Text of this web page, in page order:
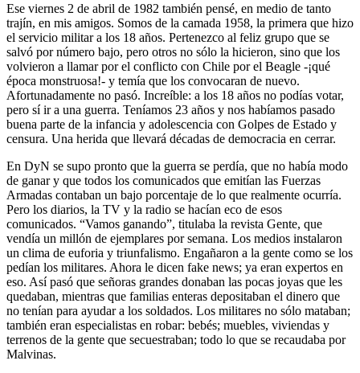
Ese viernes 2 de abril de 1982 también pensé, en medio de tanto
trajín, en mis amigos. Somos de la camada 1958, la primera que hizo
el servicio militar a los 18 años. Pertenezco al feliz grupo que se
salvó por número bajo, pero otros no sólo la hicieron, sino que los
volvieron a llamar por el conflicto con Chile por el Beagle -¡qué
época monstruosa!- y temía que los convocaran de nuevo.
Afortunadamente no pasó. Increíble: a los 18 años no podías votar,
pero sí ir a una guerra. Teníamos 23 años y nos habíamos pasado
buena parte de la infancia y adolescencia con Golpes de Estado y
censura. Una herida que llevará décadas de democracia en cerrar.
En DyN se supo pronto que la guerra se perdía, que no había modo
de ganar y que todos los comunicados que emitían las Fuerzas
Armadas contaban un bajo porcentaje de lo que realmente ocurría.
Pero los diarios, la TV y la radio se hacían eco de esos
comunicados. “Vamos ganando”, titulaba la revista Gente, que
vendía un millón de ejemplares por semana. Los medios instalaron
un clima de euforia y triunfalismo. Engañaron a la gente como se los
pedían los militares. Ahora le dicen fake news; ya eran expertos en
eso. Así pasó que señoras grandes donaban las pocas joyas que les
quedaban, mientras que familias enteras depositaban el dinero que
no tenían para ayudar a los soldados. Los militares no sólo mataban;
también eran especialistas en robar: bebés; muebles, viviendas y
terrenos de la gente que secuestraban; todo lo que se recaudaba por
Malvinas.